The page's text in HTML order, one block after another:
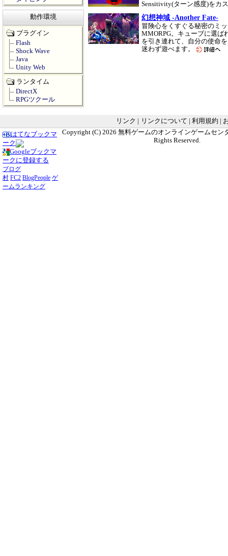
Sensitivity(ターン感度)をカ
幻想神域 -Another Fate-
冒険心をくすぐる秘密のミ
MMORPG。キューブに選ば
を引き連れて、自分の使命
迷わず遊べます。
動作環境
プラグイン
Flash
Shock Wave
Java
Unity Web
ランタイム
DirectX
RPGツクール
リンク リンクについて 利用規約
はてなブックマ
ーク
Googleブックマ
ークに登録する
ブログ
村 FC2 BlogPeople ゲ
ームランキング
Copyright (C) 2026 無料ゲームのオンラインゲームセン
Rights Reserved.